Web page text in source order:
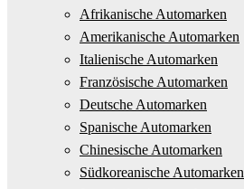
Afrikanische Automarken
Amerikanische Automarken
Italienische Automarken
Französische Automarken
Deutsche Automarken
Spanische Automarken
Chinesische Automarken
Südkoreanische Automarken